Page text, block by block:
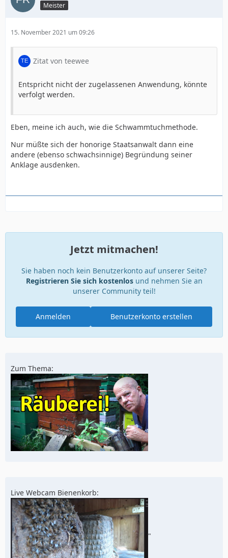
Meister
15. November 2021 um 09:26
Zitat von teewee
Entspricht nicht der zugelassenen Anwendung, könnte
verfolgt werden.
Eben, meine ich auch, wie die Schwammtuchmethode.
Nur müßte sich der honorige Staatsanwalt dann eine
andere (ebenso schwachsinnige) Begründung seiner
Anklage ausdenken.
Jetzt mitmachen!
Sie haben noch kein Benutzerkonto auf unserer Seite?
Registrieren Sie sich kostenlosund nehmen Sie an
unserer Community teil!
Benutzerkonto erstellen
Anmelden
Zum Thema:
Live Webcam Bienenkorb:
"